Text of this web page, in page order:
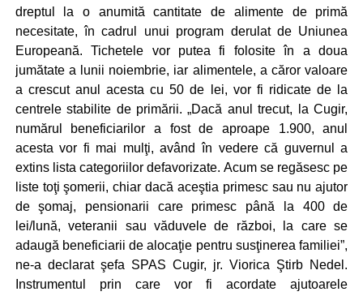
dreptul la o anumită cantitate de alimente de primă
necesitate, în cadrul unui program derulat de Uniunea
Europeană. Tichetele vor putea fi folosite în a doua
jumătate a lunii noiembrie, iar alimentele, a căror valoare
a crescut anul acesta cu 50 de lei, vor fi ridicate de la
centrele stabilite de primării. „Dacă anul trecut, la Cugir,
numărul beneficiarilor a fost de aproape 1.900, anul
acesta vor fi mai mulţi, având în vedere că guvernul a
extins lista categoriilor defavorizate. Acum se regăsesc pe
liste toţi şomerii, chiar dacă aceştia primesc sau nu ajutor
de şomaj, pensionarii care primesc până la 400 de
lei/lună, veteranii sau văduvele de război, la care se
adaugă beneficiarii de alocaţie pentru susţinerea familiei”,
ne-a declarat şefa SPAS Cugir, jr. Viorica Ştirb Nedel.
Instrumentul prin care vor fi acordate ajutoarele